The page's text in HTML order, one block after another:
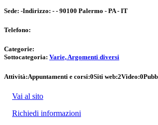
Sede: -Indirizzo: - - 90100 Palermo - PA - IT
Telefono:
Categorie:
Sottocategoria: Varie, Argomenti diversi
Attività:Appuntamenti e corsi:0Siti web:2Video:0
Vai al sito
Richiedi informazioni